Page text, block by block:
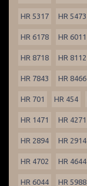
HR 5317 HR 5473
HR 6178 HR 6011
HR 8718 HR 8112
HR 7843 HR 8466
HR 701 HR 454
HR 1471 HR 4271
HR 2894 HR 2914
HR 4702 HR 4644
HR 6044 HR 5988